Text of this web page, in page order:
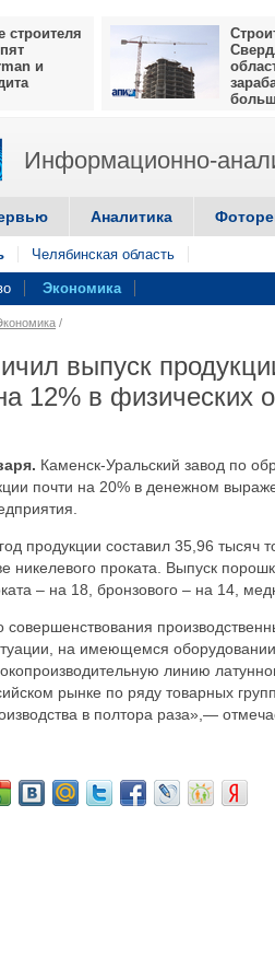
строителя
и
Информационно-
Аналитика
Челябинская область
Экономика
/
выпуск
12% в физических
Каменск-Уральский завод по
почти на 20% в денежном
продукции составил 35,96 тысяч
никелевого проката. Выпуск
– на 18, бронзового – на 14,
совершенствования
на имеющемся
линию
рынке по ряду товарных
в полтора раза»,—